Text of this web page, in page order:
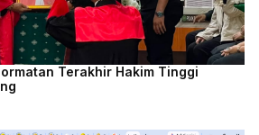
Terakhir Hakim Tinggi